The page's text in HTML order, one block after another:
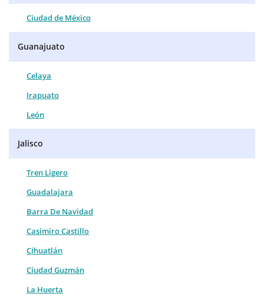
Ciudad de México
Guanajuato
Celaya
Irapuato
León
Jalisco
Tren Ligero
Guadalajara
Barra De Navidad
Casimiro Castillo
Cihuatlán
Ciudad Guzmán
La Huerta